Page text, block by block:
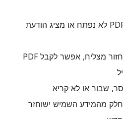
לפני: קובץ ה‑PDF לא נפתח או מציג הודעת
אחרי: אם השחזור מצליח, אפשר לקבל PDF
שבור או לא קריא
מהמידע השמיש ישוחזר